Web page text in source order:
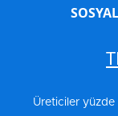
Üreticiler